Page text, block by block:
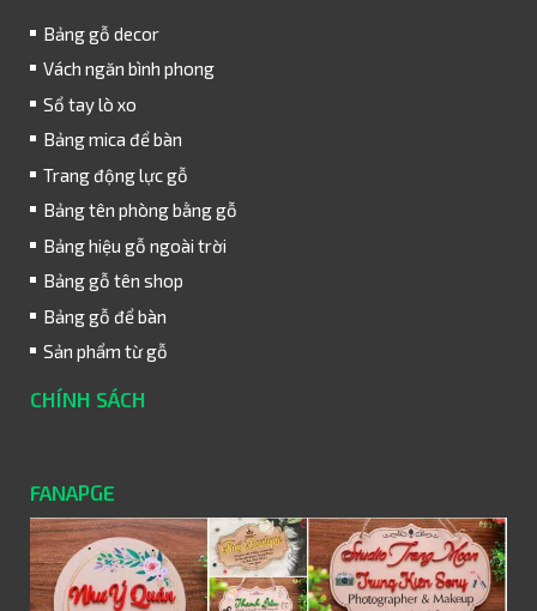
Bảng gỗ decor
Vách ngăn bình phong
Sổ tay lò xo
Bảng mica để bàn
Trang động lực gỗ
Bảng tên phòng bằng gỗ
Bảng hiệu gỗ ngoài trời
Bảng gỗ tên shop
Bảng gỗ để bàn
Sản phẩm từ gỗ
CHÍNH SÁCH
FANAPGE